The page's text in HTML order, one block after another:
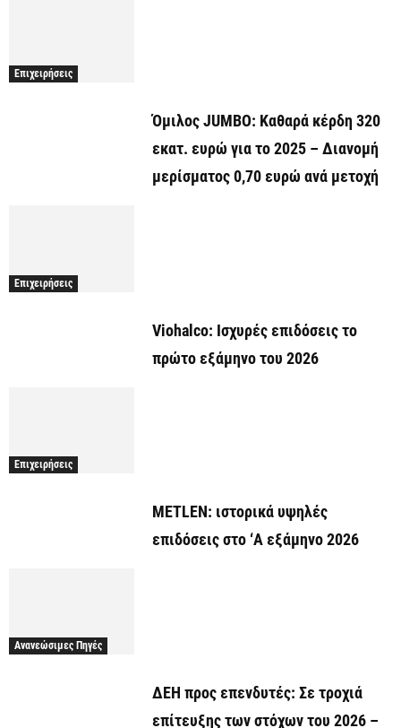
Επιχειρήσεις
Όμιλος JUMBO: Καθαρά κέρδη 320
εκατ. ευρώ για το 2025 – Διανομή
μερίσματος 0,70 ευρώ ανά μετοχή
Επιχειρήσεις
Viohalco: Ισχυρές επιδόσεις το
πρώτο εξάμηνο του 2026
Επιχειρήσεις
METLEN: ιστορικά υψηλές
επιδόσεις στο ‘A εξάμηνο 2026
Ανανεώσιμες Πηγές
ΔΕΗ προς επενδυτές: Σε τροχιά
επίτευξης των στόχων του 2026 –